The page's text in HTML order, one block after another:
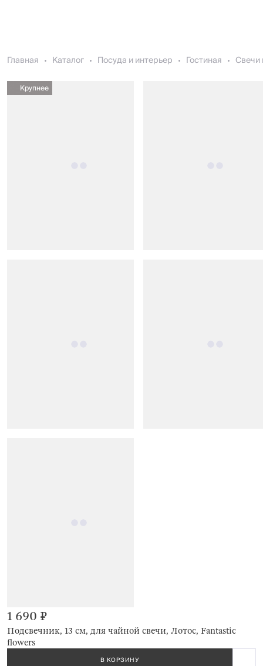
Главная Каталог Посуда и интерьер Гостиная Свечи
Крупнее
Подсвечник, 13 см, для чайной свечи, Лотос, Fantastic
flowers
1 690 ₽
В КОРЗИНУ